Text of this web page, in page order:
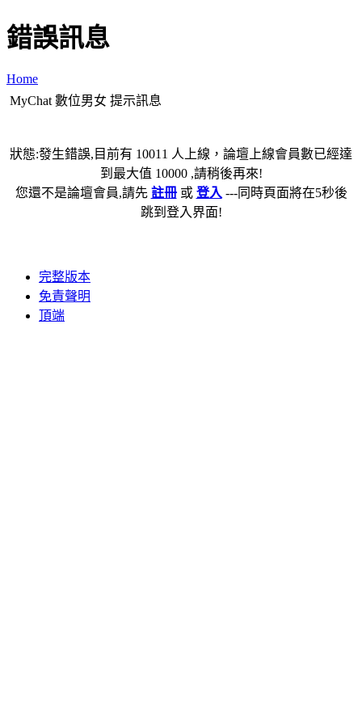
錯誤訊息
Home
MyChat 數位男女 提示訊息
狀態:發生錯誤,目前有 10011 人上線，論壇上線會員數已經達
到最大值 10000 ,請稍後再來!
您還不是論壇會員,請先 註冊或 登入 ---同時頁面將在5秒後
跳到登入界面!
完整版本
免責聲明
頂端